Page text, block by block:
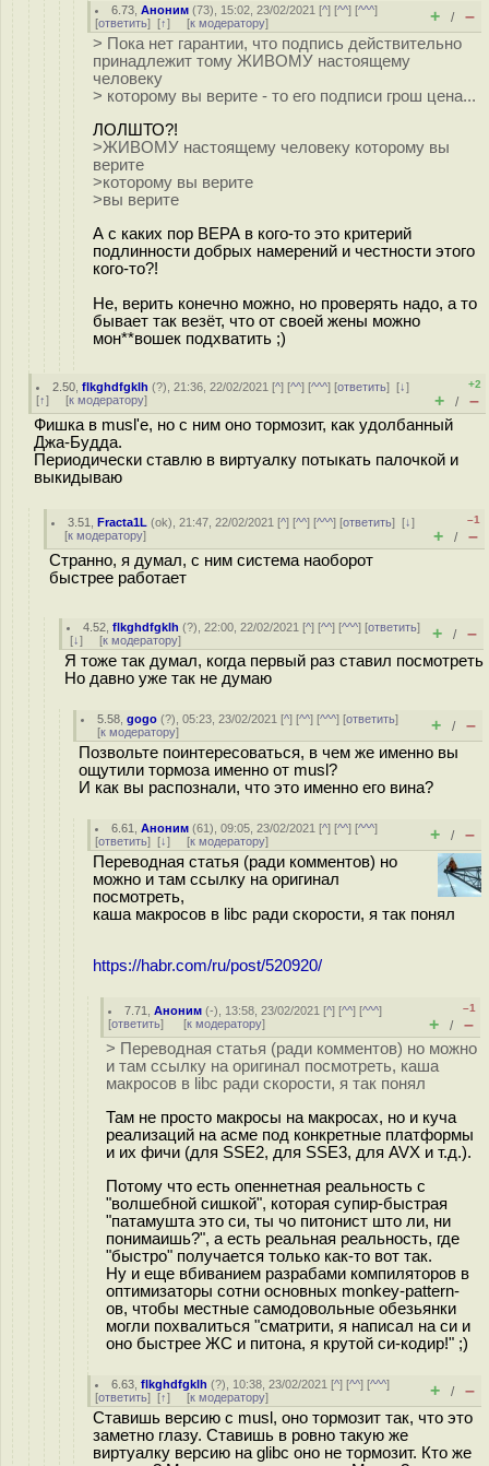
6.73 ,Аноним (73), 15:02, 23/02/2021 [^] [^^] [^^^]
[ответить] [↑] [к модератору] + / –
> Пока нет гарантии, что подпись действительно
принадлежит тому ЖИВОМУ настоящему
человеку
> которoму вы верите - то его подписи грош цена...
ЛОЛШТО?!
>ЖИВОМУ настоящему человеку которoму вы
верите
>которoму вы верите
>вы верите
А с каких пор ВЕРА в кого-то это критерий
подлинности добрых намерений и честности этого
кого-то?!
Не, верить конечно можно, но проверять надо, а то
бывает так везёт, что от своей жены можно
мон**вошек подхватить ;)
2.50 ,flkghdfgklh (?), 21:36, 22/02/2021 [^] [^^] [^^^] [ответить][↓]
[↑] [к модератору]
+2
+ / –
Фишка в musl'е, но с ним оно тормозит, как удолбанный
Джа-Будда.
Периодически ставлю в виртуалку потыкать палочкой и
выкидываю
3.51 ,Fracta1L (ok), 21:47, 22/02/2021 [^] [^^] [^^^] [ответить][↓]
[к модератору]
–1
+ / –
Странно, я думал, с ним система наоборот
быстрее работает
4.52 ,flkghdfgklh (?), 22:00, 22/02/2021 [^] [^^] [^^^] [ответить]
[↓] [к модератору] + / –
Я тоже так думал, когда первый раз ставил посмотреть
Но давно уже так не думаю
5.58 ,gogo (?), 05:23, 23/02/2021 [^] [^^] [^^^] [ответить]
[к модератору] + / –
Позвольте поинтересоваться, в чем же именно вы
ощутили тормоза именно от musl?
И как вы распознали, что это именно его вина?
6.61 ,Аноним (61), 09:05, 23/02/2021 [^] [^^] [^^^]
[ответить] [↓] [к модератору] + / –
Переводная статья (ради комментов) но
можно и там ссылку на оригинал
посмотреть,
каша макросов в libc ради скорости, я так понял
https://habr.com/ru/post/520920/
7.71 ,Аноним (-), 13:58, 23/02/2021 [^] [^^] [^^^]
[ответить] [к модератору]
–1
+ / –
> Переводная статья (ради комментов) но можно
и там ссылку на оригинал посмотреть, каша
макросов в libc ради скорости, я так понял
Там не просто макросы на макросах, но и куча
реализаций на асме под конкретные платформы
и их фичи (для SSE2, для SSE3, для AVX и т.д.).
Потому что есть опеннетная реальность с
"волшебной сишкой", которая супир-быстрая
"патамушта это си, ты чо питонист што ли, ни
понимаишь?", а есть реальная реальность, где
"быстро" получается только как-то вот так.
Ну и еще вбиванием разрабами компиляторов в
оптимизаторы сотни основных monkey-pattern-
ов, чтобы местные самодовольные обезьянки
могли похвалиться "сматрити, я написал на си и
оно быстрее ЖС и питона, я крутой си-кодир!" ;)
6.63 ,flkghdfgklh (?), 10:38, 23/02/2021 [^] [^^] [^^^]
[ответить] [↑] [к модератору] + / –
Ставишь версию с musl, оно тормозит так, что это
заметно глазу. Ставишь в ровно такую же
виртуалку версию на glibc оно не тормозит. Кто же